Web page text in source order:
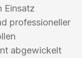
Einsatz
professioneller
abgewickelt